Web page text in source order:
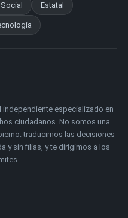
Estatal
especializado en
ciudadanos. No somos una
traducimos las decisiones
y sin filias, y te dirigimos a los